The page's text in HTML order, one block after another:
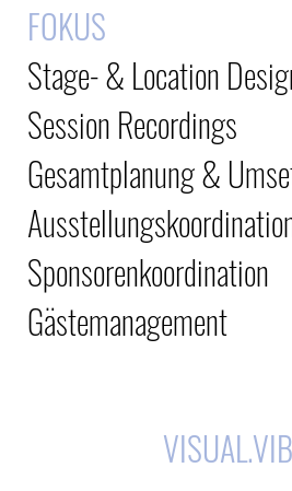
FOKUS
Stage- & Location
Session Recordings
Gesamtplanung &
Sponsorenkoordination
Gästemanagement